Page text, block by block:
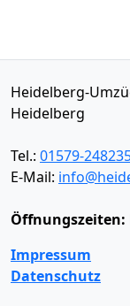
Heidelberg-
Heidelberg
Tel.: 01579-
E-Mail:
Öffnungszeiten:
Impressum
Datenschutz